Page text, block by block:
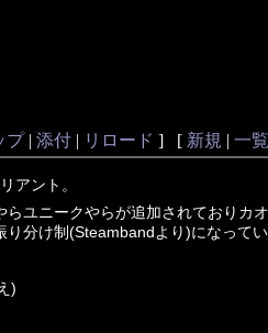
プ| 添付 | リロード ] [ 新規 | 一覧
アント。
ユニークやらが追加されておりカ
分け制(Steambandより)になって
)